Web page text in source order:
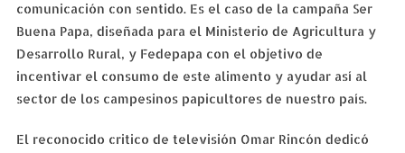
comunicación con sentido. Es el caso de la campaña Ser
Buena Papa, diseñada para el Ministerio de Agricultura y
Desarrollo Rural, y Fedepapa con el objetivo de
incentivar el consumo de este alimento y ayudar así al
sector de los campesinos papicultores de nuestro país.
El reconocido critico de televisión Omar Rincón dedicó